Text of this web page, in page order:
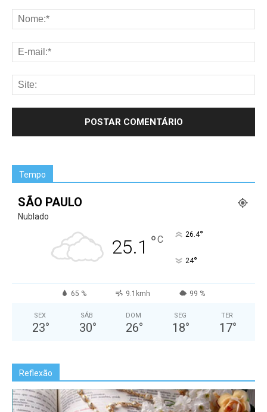
Tempo
SÃO PAULO
Nublado
25.1 °C 26.4°
24°
65 % 9.1kmh 99 %
SEX
23°
SÁB
30°
DOM
26°
SEG
18°
TER
17°
Reflexão